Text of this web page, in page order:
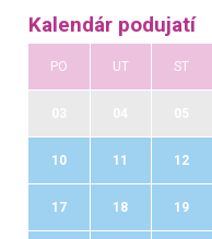
Kalendár podujatí
PO UT ST
10 11 12
17 18 19